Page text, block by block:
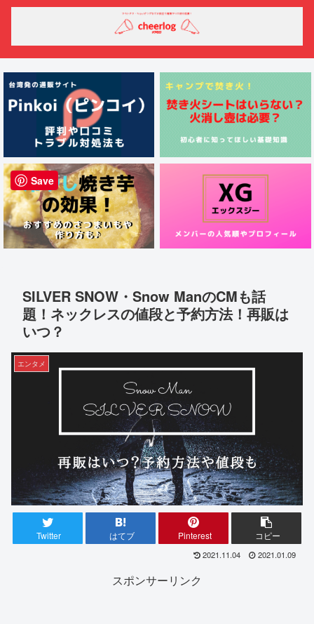
SILVER SNOW・Snow ManのCMも話
題！ネックレスの値段と予約方法！再販は
いつ？
エンタメ
Twitter はてブ Pinterest コピー
2021.11.04 2021.01.09
スポンサーリンク
Save